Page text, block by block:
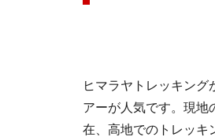
ヒマラヤトレッキン
アーが人気です。現地
在、高地でのトレッキ